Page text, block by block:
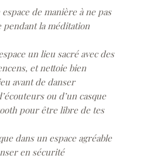
de manière à ne pas
pendant la méditation
un lieu sacré avec des
et nettoie bien
avant de danser
ou d’un casque
pour être libre de tes
dans un espace agréable
en sécurité